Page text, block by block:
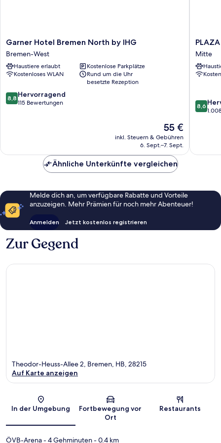
Garner
Hotel
Bremen
North
by
Bremen-
West
Garner Hotel Bremen North by IHG
Bremen-West
Haustiere erlaubt
Kostenlose Parkplätze
Kostenloses WLAN
Rund um die Uhr
besetzte Rezeption
8.8
von
8,8 Hervorragend
115 Bewertungen
Der
Preis
beträgt
55 €
inkl. Steuern & Gebühren
6. Sept.–7. Sept.
PLAZA
Bremen
Mitte
Mitte
8.6
von
8,6
Ähnliche Unterkünfte vergleichen
Melde dich an, um verfügbare Rabatte und Vorteile
anzuzeigen. Mehr Prämien für noch mehr Abenteuer!
Anmelden Jetzt kostenlos registrieren
Zur Gegend
Karte
Theodor-Heuss-Allee 2, Bremen, HB, 28215
Auf Karte anzeigen
In der Umgebung
Fortbewegung vor
Ort
Restaurants
ÖVB-Arena- 4 Gehminuten- 0.4 km